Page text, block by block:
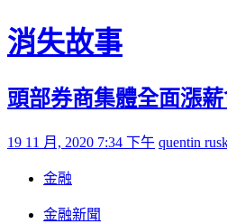
Skip to content
消失故事
頭部券商集體全面漲
Posted on
19 11 月, 2020 7:34 下午 by
quentin
金融
金融新聞